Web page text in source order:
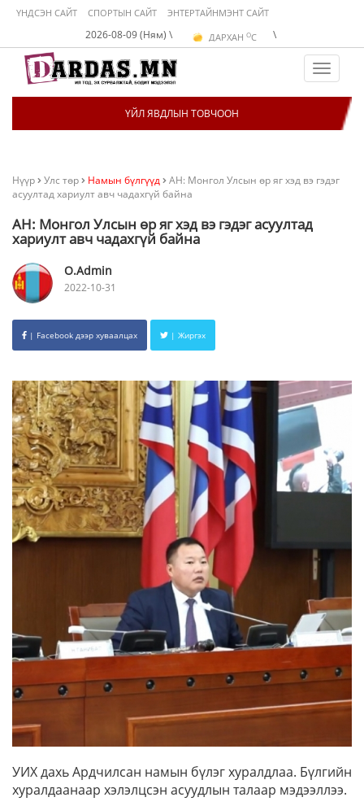
ҮНДСЭН САЙТ СПОРТЫН САЙТ ЭНТЕРТАЙНМЭНТ САЙТ
2026-08-09 (Ням) \ ДАРХАН OC
ЭРДЭНЭТ C
\
Toggle
ҮЙЛ ЯВДЛЫН ТОВЧООН
Нүүр Улс төр Намын бүлгүүд
АН: Монгол Улсын өр яг хэд вэ гэдэг
асуултад хариулт авч чадахгүй байна
АН: Монгол Улсын өр яг хэд вэ гэдэг асуултад
хариулт авч чадахгүй байна
O.Admin
2022-10-31
| Facebook дээр хуваалцах | Жиргэх
УИХ дахь Ардчилсан намын бүлэг хуралдлаа. Бүлгийн
хуралдаанаар хэлэлцсэн асуудлын талаар мэдээллээ.